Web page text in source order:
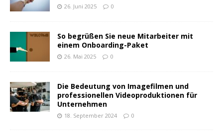
26. Juni 2025 0
So begrüßen Sie neue Mitarbeiter mit
einem Onboarding-Paket
26. Mai 2025 0
Die Bedeutung von Imagefilmen und
professionellen Videoproduktionen für
Unternehmen
18. September 2024 0